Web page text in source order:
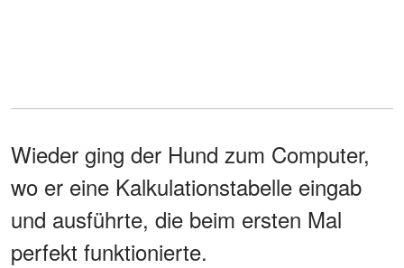
Wieder ging der Hund zum Computer,
wo er eine Kalkulationstabelle eingab
und ausführte, die beim ersten Mal
perfekt funktionierte.